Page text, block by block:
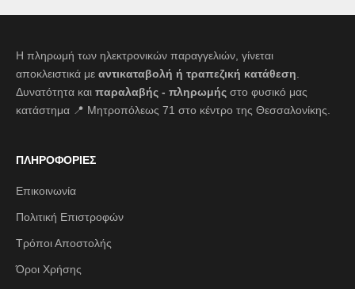
Η πληρωμή των ηλεκτρονικών παραγγελιών, γίνεται
αποκλειστικά με αντικαταβολή ή τραπεζική κατάθεση
Δυνατότητα και παραλαβής - πληρωμής στο φυσικό μας
κατάστημα 📍 Μητροπόλεως 71 στο κέντρο της Θεσσαλονίκης.
ΠΛΗΡΟΦΟΡΙΕΣ
Επικοινωνία
Πολιτική Επιστροφών
Τρόποι Αποστολής
Όροι Χρήσης